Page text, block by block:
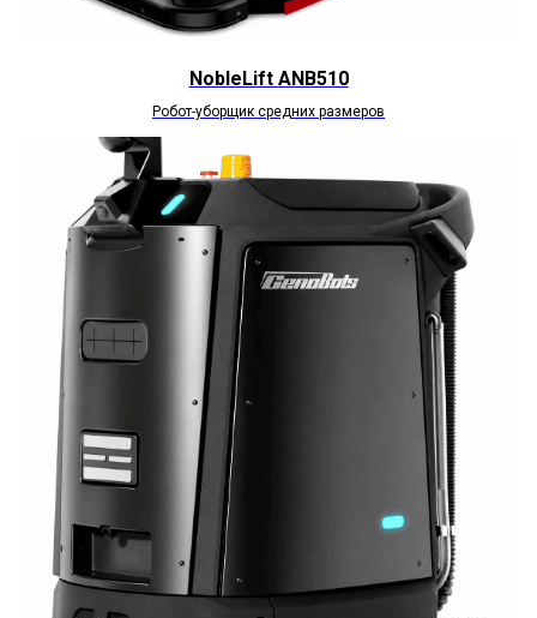
NobleLift ANB510
Робот-уборщик средних размеров